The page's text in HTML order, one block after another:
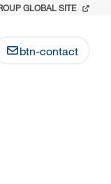
GLOBAL SITE
btn-contact